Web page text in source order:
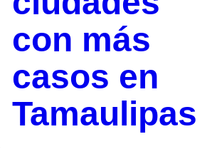
con más
casos en
Tamaulipas